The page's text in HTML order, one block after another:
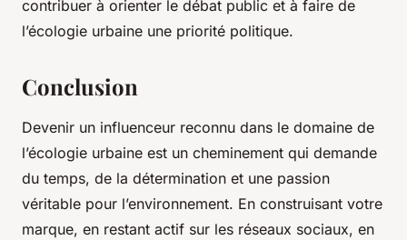
contribuer à orienter le débat public et à faire de
l’écologie urbaine une priorité politique.
Conclusion
Devenir un influenceur reconnu dans le domaine de
l’écologie urbaine est un cheminement qui demande
du temps, de la détermination et une passion
véritable pour l’environnement. En construisant votre
marque, en restant actif sur les réseaux sociaux, en